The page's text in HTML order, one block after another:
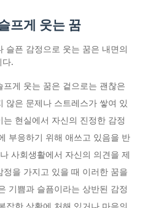
프게 웃는 꿈
슬픈 감정으로 웃는 꿈은 내면의
다.
게 웃는 꿈은 겉으로는 괜찮은
않은 문제나 스트레스가 쌓여 있
현실에서 자신의 진정한 감정
부응하기 위해 애쓰고 있음을 반
사회생활에서 자신의 의견을 제
을 가지고 있을 때 이러한 꿈을
기쁨과 슬픔이라는 상반된 감정